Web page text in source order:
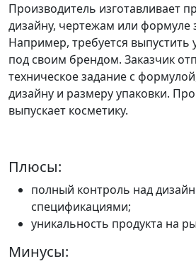
Производитель изготавливает
дизайну, чертежам или формуле
Например, требуется выпустить
под своим брендом. Заказчик
техническое задание с
дизайну и размеру упаковки.
выпускает косметику.
Плюсы:
полный контроль над
спецификациями;
уникальность продукта на
Минусы: